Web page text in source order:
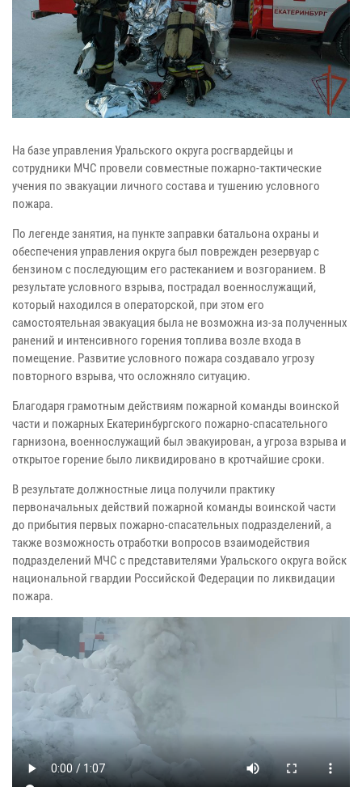
На базе управления Уральского округа росгвардейцы и
сотрудники МЧС провели совместные пожарно-тактические
учения по эвакуации личного состава и тушению условного
пожара.
По легенде занятия, на пункте заправки батальона охраны и
обеспечения управления округа был поврежден резервуар с
бензином с последующим его растеканием и возгоранием. В
результате условного взрыва, пострадал военнослужащий,
который находился в операторской, при этом его
самостоятельная эвакуация была не возможна из-за полученных
ранений и интенсивного горения топлива возле входа в
помещение. Развитие условного пожара создавало угрозу
повторного взрыва, что осложняло ситуацию.
Благодаря грамотным действиям пожарной команды воинской
части и пожарных Екатеринбургского пожарно-спасательного
гарнизона, военнослужащий был эвакуирован, а угроза взрыва и
открытое горение было ликвидировано в кротчайшие сроки.
В результате должностные лица получили практику
первоначальных действий пожарной команды воинской части
до прибытия первых пожарно-спасательных подразделений, а
также возможность отработки вопросов взаимодействия
подразделений МЧС с представителями Уральского округа войск
национальной гвардии Российской Федерации по ликвидации
пожара.